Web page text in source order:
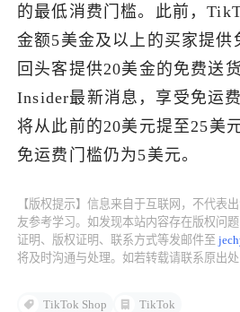
跨境报告
出海导航
出海交流群
了解出海网
的最低消费门槛。此前，
金额5美金及以上的买家提供
回头客提供20美金的免费送
Insider最新消息，享受免运
将从此前的20美元提至25美
免运费门槛仍为5美元。
【版权提示】信息来自于互联网，不代表
友参考学习。如发现本站内容存在版权问
证明、版权证明、联系方式等发邮件至
将及时沟通与处理。如若转载请联系原出处
TikTok Shop TikTok